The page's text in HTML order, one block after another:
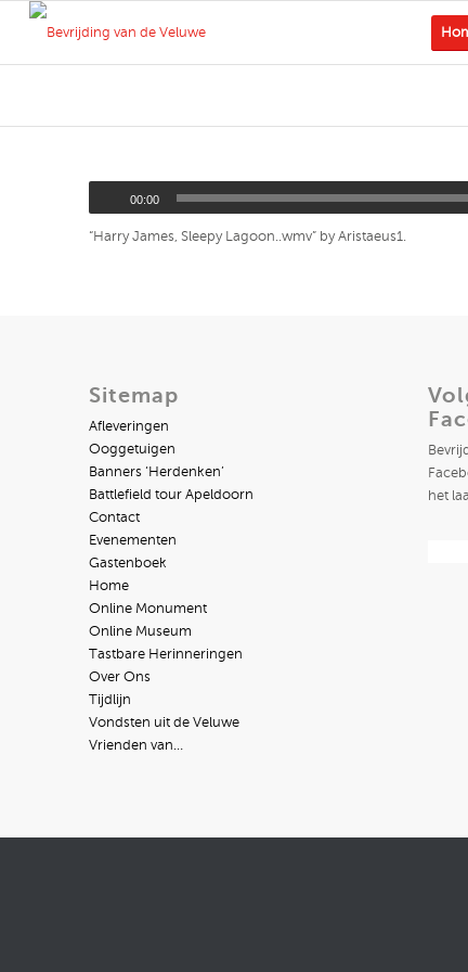
00:00
“Harry James, Sleepy Lagoon..wmv” by Aristaeus1.
Sitemap
Afleveringen
Ooggetuigen
Banners ‘Herdenken’
Battlefield tour Apeldoorn
Contact
Evenementen
Gastenboek
Home
Online Monument
Online Museum
Tastbare Herinneringen
Over Ons
Tijdlijn
Vondsten uit de Veluwe
Vrienden van…
het